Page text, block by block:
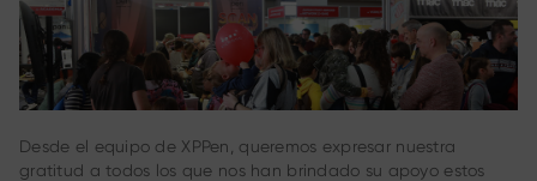
Desde el equipo de XPPen, queremos expresar nuestra
gratitud a todos los que nos han brindado su apoyo estos